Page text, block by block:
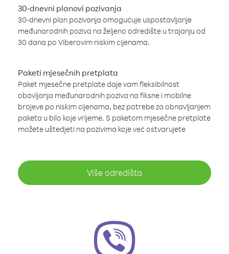
30-dnevni planovi pozivanja
30-dnevni plan pozivanja omogućuje uspostavljanje
međunarodnih poziva na željeno odredište u trajanju od
30 dana po Viberovim niskim cijenama.
Paketi mjesečnih pretplata
Paket mjesečne pretplate daje vam fleksibilnost
obavljanja međunarodnih poziva na fiksne i mobilne
brojeve po niskim cijenama, bez potrebe za obnavljanjem
paketa u bilo koje vrijeme. S paketom mjesečne pretplate
možete uštedjeti na pozivima koje već ostvarujete
Više odredišta